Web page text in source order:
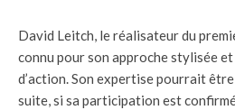
David Leitch, le réalisateur du
connu pour son approche stylisée et
d’action. Son expertise pourrait
suite, si sa participation est